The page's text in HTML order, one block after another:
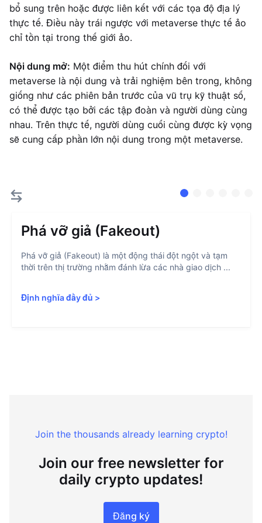
bổ sung trên hoặc được liên kết với các tọa độ địa lý
thực tế. Điều này trái ngược với metaverse thực tế ảo
chỉ tồn tại trong thế giới ảo.
Nội dung mở: Một điểm thu hút chính đối với
metaverse là nội dung và trải nghiệm bên trong, không
giống như các phiên bản trước của vũ trụ kỹ thuật số,
có thể được tạo bởi các tập đoàn và người dùng cùng
nhau. Trên thực tế, người dùng cuối cùng được kỳ vọng
sẽ cung cấp phần lớn nội dung trong một metaverse.
Phá vỡ giả (Fakeout)
Phá vỡ giả (Fakeout) là một động thái đột ngột và tạm
thời trên thị trường nhằm đánh lừa các nhà giao dịch ...
Định nghĩa đầy đủ >
Join the thousands already learning crypto!
Join our free newsletter for
daily crypto updates!
Đăng ký